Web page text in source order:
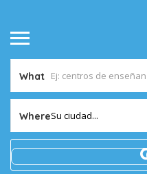
What
WhereSu ciudad...